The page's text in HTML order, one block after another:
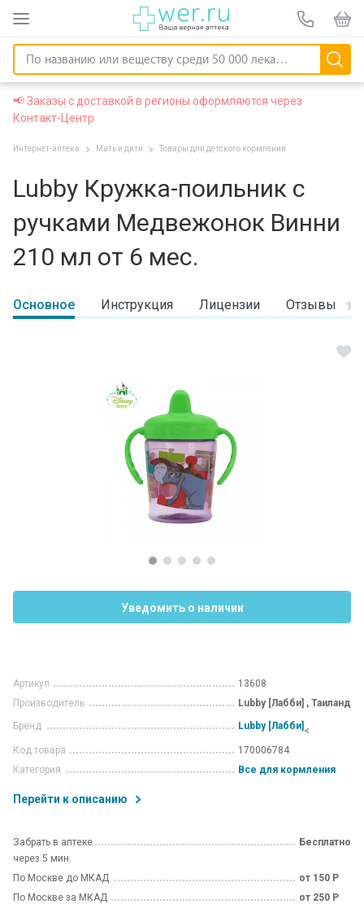
📢 Заказы с доставкой в регионы оформляются через
Контакт-Центр
Интернет-аптека Мать и дитя Товары для детского кормления
Lubby Кружка-поильник с
ручками Медвежонок Винни
210 мл от 6 мес.
Основное Инструкция Лицензии Отзывы
Уведомить о наличии
Артикул
13608
Производитель
Lubby [Лабби] , Таиланд
Бренд
Lubby [Лабби] <
Код товара
170006784
Категория
Все для кормления
Перейти к описанию
Забрать в аптеке
через 5 мин.
Бесплатно
По Москве до МКАД
от 150 Р
По Москве за МКАД
от 250 Р